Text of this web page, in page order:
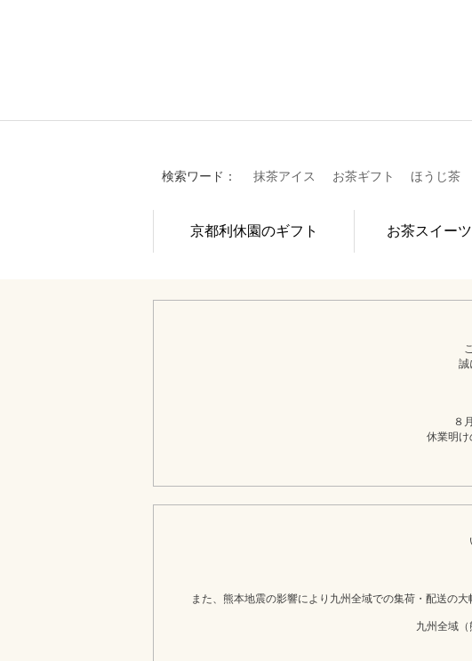
検索ワード： 抹茶アイス お茶ギフト ほうじ茶
京都利休園のギフト お茶スイーツ
誠
８
休業明け
また、熊本地震の影響により九州全域での集荷・配送の
九州全域